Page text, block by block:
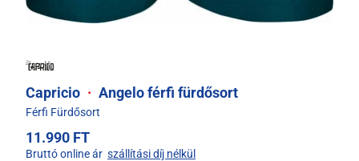
Capricio · Angelo férfi fürdősort
Férfi Fürdősort
11.990 FT
Bruttó online ár szállítási díj nélkül